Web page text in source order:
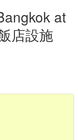
at
店設施